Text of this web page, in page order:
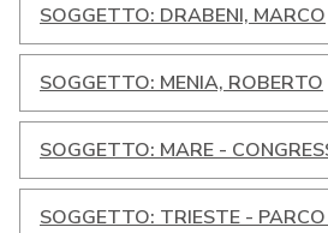
SOGGETTO: DRABENI, MARCO
SOGGETTO: MENIA, ROBERTO
SOGGETTO: MARE -
SOGGETTO: TRIESTE -